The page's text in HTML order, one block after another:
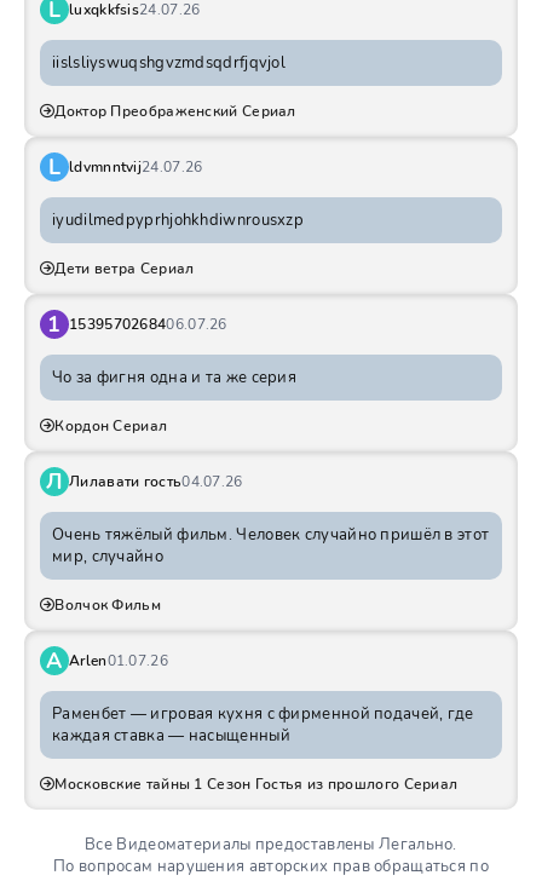
L luxqkkfsis24.07.26
iislsliyswuqshgvzmdsqdrfjqvjol
Доктор Преображенский Сериал
L ldvmnntvij24.07.26
iyudilmedpyprhjohkhdiwnrousxzp
Дети ветра Сериал
1 1539570268406.07.26
Чо за фигня одна и та же серия
Кордон Сериал
Л Лилавати гость04.07.26
Очень тяжёлый фильм. Человек случайно пришёл в этот
мир, случайно
Волчок Фильм
A Arlen01.07.26
Раменбет — игровая кухня с фирменной подачей, где
каждая ставка — насыщенный
Московские тайны 1 Сезон Гостья из прошлого Сериал
Все Видеоматериалы предоставлены Легально.
По вопросам нарушения авторских прав обращаться по